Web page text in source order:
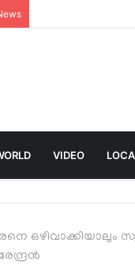
VIDEO
ഒഴിവാക്കിയാലും